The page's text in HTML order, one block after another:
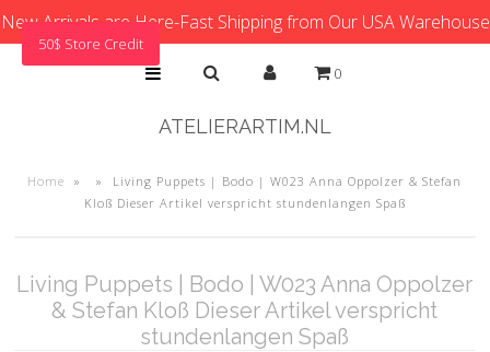
New Arrivals are Here-Fast Shipping from Our USA Warehouse
0
ATELIERARTIM.NL
Home » »
Living Puppets | Bodo | W023 Anna Oppolzer & Stefan
Kloß Dieser Artikel verspricht stundenlangen Spaß
Living Puppets | Bodo | W023 Anna Oppolzer
& Stefan Kloß Dieser Artikel verspricht
stundenlangen Spaß
50$ Store Credit